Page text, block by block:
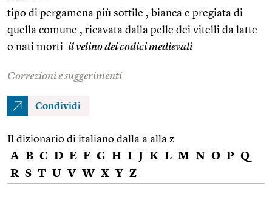
tipo di pergamena più sottile , bianca e pregiata di
quella comune , ricavata dalla pelle dei vitelli da latte
o nati morti: il velino dei codici medievali
Correzioni e suggerimenti
Condividi
Il dizionario di italiano dalla a alla z
A B C D E F G H I J K L M N O P Q
R S T U V W X Y Z